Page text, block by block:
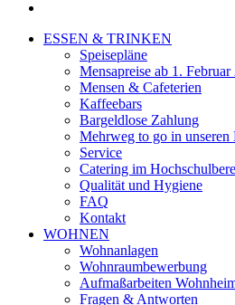
ESSEN & TRINKEN
Speisepläne
Mensapreise ab 1. Februar
Mensen & Cafeterien
Kaffeebars
Bargeldlose Zahlung
Mehrweg to go in unseren
Service
Catering im
Qualität und Hygiene
FAQ
Kontakt
WOHNEN
Wohnanlagen
Wohnraumbewerbung
Aufmaßarbeiten
Fragen & Antworten